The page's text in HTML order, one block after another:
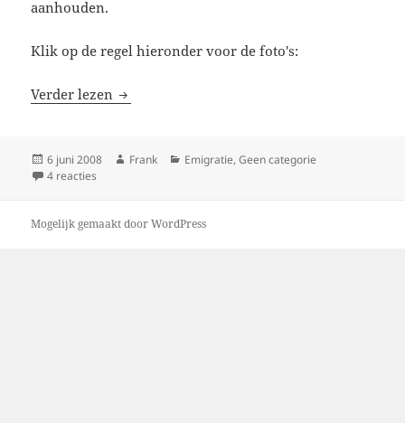
aanhouden.
Klik op de regel hieronder voor de foto's:
Verder lezen Dakkapel
Geplaatst
op
6 juni 2008 Auteur
Frank Categorieën
Emigratie,Geen categorie
4 reacties
Mogelijk gemaakt door WordPress